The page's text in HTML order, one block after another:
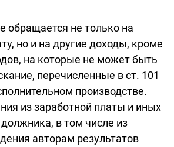
обращается не только на
но и на другие доходы, кроме
на которые не может быть
перечисленные в ст. 101
производстве.
из заработной платы и иных
в том числе из
авторам результатов